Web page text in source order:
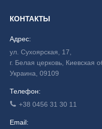
КОНТАКТЫ
Адрес:
ул. Сухоярская, 17,
г. Белая церковь, Киевская
Украина, 09109
Телефон:
+38 0456 31 30 11
Email: